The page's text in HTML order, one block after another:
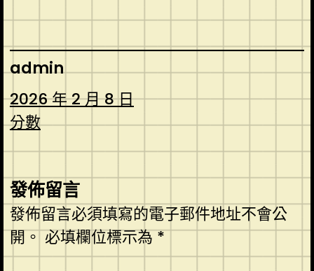
admin
2026 年 2 月 8 日
分數
發佈留言
發佈留言必須填寫的電子郵件地址不會公
開。必填欄位標示為*